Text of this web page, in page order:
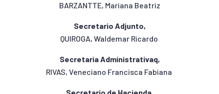
BARZANTTE, Mariana Beatriz
Secretario Adjunto,
QUIROGA, Waldemar Ricardo
Secretaria Administrativaq,
RIVAS, Veneciano Francisca Fabiana